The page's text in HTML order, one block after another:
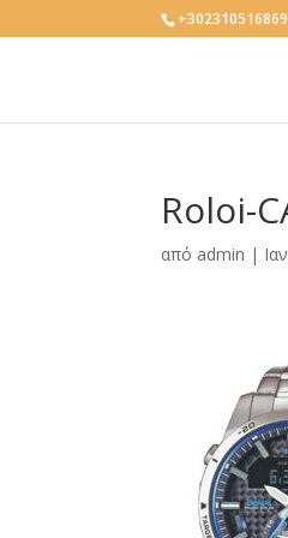
+302310516869
Roloi-
από admin |